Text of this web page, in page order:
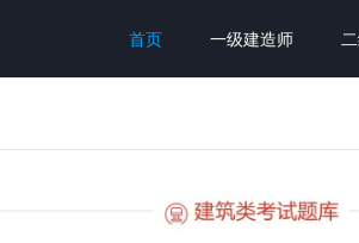
首页 一级建造师